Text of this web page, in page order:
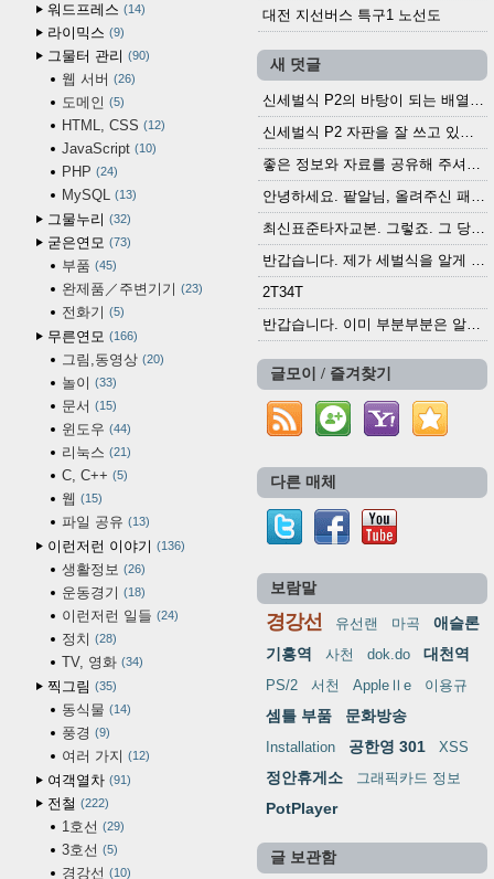
워드프레스 14
라이믹스 9
그물터 관리 90
웹 서버 26
도메인 5
HTML, CSS 12
JavaScript 10
PHP 24
MySQL 13
그물누리 32
굳은연모 73
부품 45
완제품／주변기기 23
전화기 5
무른연모 166
그림,동영상 20
놀이 33
문서 15
윈도우 44
리눅스 21
C, C++ 5
웹 15
파일 공유 13
이런저런 이야기 136
생활정보 26
운동경기 18
이런저런 일들 24
정치 28
TV, 영화 34
찍그림 35
동식물 14
풍경 9
여러 가지 12
여객열차 91
전철 222
1호선 29
3호선 5
경강선 10
대전 지선버스 특구1 노선도
새 덧글
신세벌식 P2의 바탕이 되는 배열이나 주요 기능...
신세벌식 P2 자판을 잘 쓰고 있습니다. 쓰기 편리...
좋은 정보와 자료를 공유해 주셔서 고맙습니다....
안녕하세요. 팥알님, 올려주신 패치 여러모로 감사...
최신표준타자교본. 그렇죠. 그 당시에 최신 표준...
반갑습니다. 제가 세벌식을 알게 되어 세벌식 써...
2T34T
반갑습니다. 이미 부분부분은 알려진 정보들이...
글모이 / 즐겨찾기
다른 매체
보람말
경강선 유선랜 마곡
애슬론
기흥역
사천 dok.do 대천역
PS/2 서천 AppleⅡe 이용규
셈틀 부품 문화방송
Installation 공한영 301 XSS
정안휴게소 그래픽카드 정보
PotPlayer
글 보관함